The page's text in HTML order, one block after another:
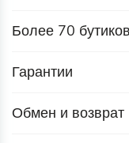
Более 70
Гарантии
Обмен и возврат